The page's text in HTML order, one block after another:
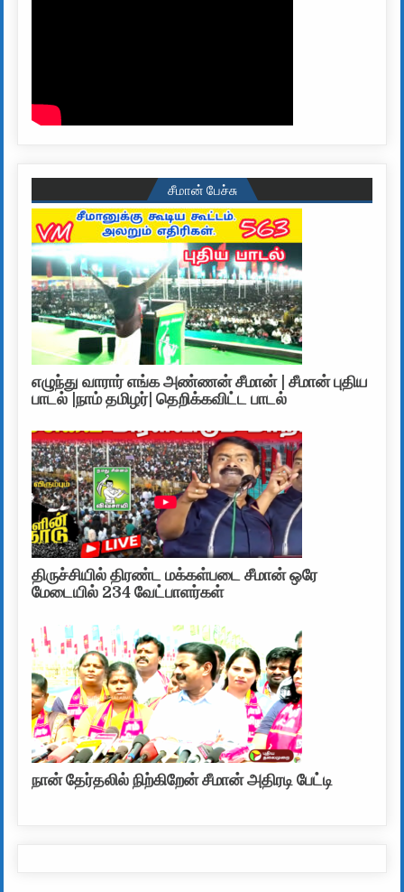
சீமான் பேச்சு
எழுந்து வாரார் எங்க அண்ணன் சீமான் | சீமான் புதிய
பாடல் |நாம் தமிழர்| தெறிக்கவிட்ட பாடல்
திருச்சியில் திரண்ட மக்கள்படை சீமான் ஒரே
மேடையில் 234 வேட்பாளர்கள்
நான் தேர்தலில் நிற்கிறேன் சீமான் அதிரடி பேட்டி